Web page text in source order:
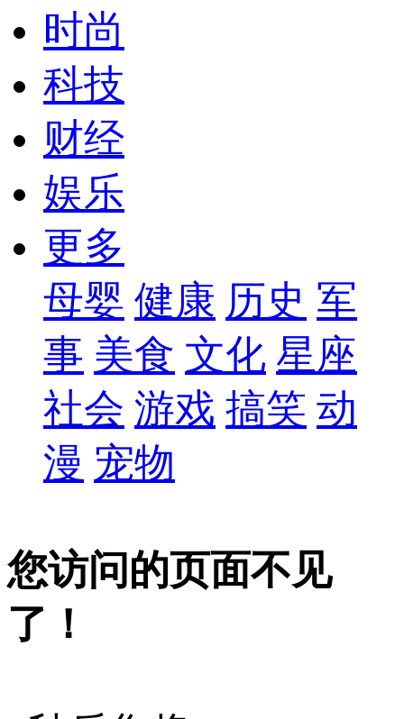
时尚
科技
财经
娱乐
更多
母婴 健康 历史 军
事 美食 文化 星座
社会 游戏 搞笑 动
漫 宠物
您访问的页面不见
了！